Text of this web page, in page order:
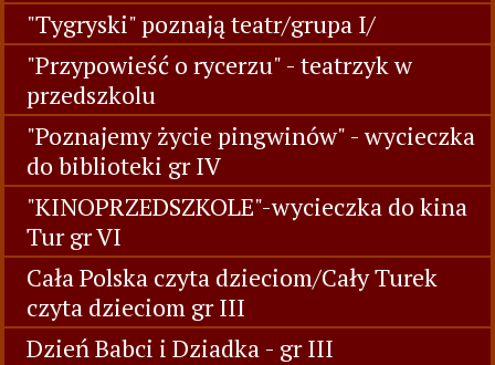
"Tygryski" poznają teatr/grupa I/
"Przypowieść o rycerzu" - teatrzyk w
przedszkolu
"Poznajemy życie pingwinów" - wycieczka
do biblioteki gr IV
"KINOPRZEDSZKOLE"-wycieczka do kina
Tur gr VI
Cała Polska czyta dzieciom/Cały Turek
czyta dzieciom gr III
Dzień Babci i Dziadka - gr III